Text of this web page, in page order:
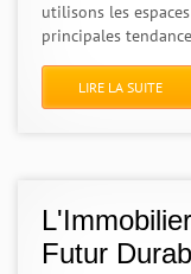
utilisons les
principales
LIRE LA SUITE
Futur